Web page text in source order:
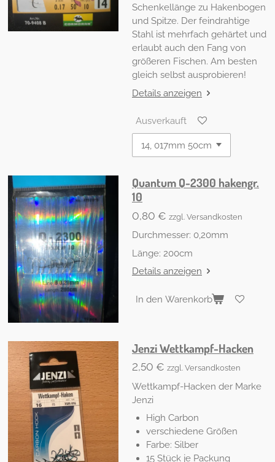
Schenkellänge zu Hakenbogen
und Spitze. Der feindrahtige
Stahl ist mehrfach gehärtet und
erlaubt auch den Fang von
größeren Fischen. Am besten
gleich selbst ausprobieren!
Details anzeigen
Ausverkauft
Quantum Q-2300 hakengr.
10
0,80 € zzgl. Versandkosten
Durchmesser: 0,20mm
Länge: 200cm
Details anzeigen
In den Warenkorb
Jenzi Wettkampf-Hacken
2,50 € zzgl. Versandkosten
Wettkampf-Hacken der Marke
Jenzi
High Carbon
verschiedene Größen
Farbe: Silber
15 Stück je Packung